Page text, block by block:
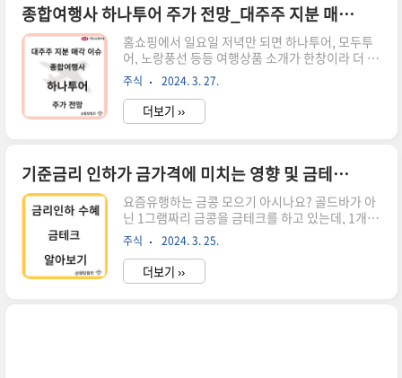
가성비있는 중저가 화장품 제품들이 인기를 끌고
있습니다. 미국 중소형 화장품 기업 엘프뷰티타사
대비 50~70%저렴한 가격이 장점인 엘프뷰티는
미국의 화장품 기업으로, 가성비 높은 화장품 제품
을 제공하는 것으로 유명합니다. 주로 색조 화장품
시장에 집중하고 있으며, 전체 매출의 약 90%를 차
지하는 색조 화장품 시장 점유율이 꾸..
종합여행사 하나투어 주가 전망_대주주 지분 매각 이슈
홈쇼핑에서 일요일 저녁만 되면 하나투어, 모두투
어, 노랑풍선 등등 여행상품 소개가 한창이라 더 들
떠서 꽃구경 가고 싶은 요즘입니다. ​ 오늘 종합여행
사 하나투어 주가가 하락VI까지 발동했는데 무슨
일인가 봤더니 하나투어가 매각이 된다고 합니다. ​
어려운 코로나 시국도 다 이겼는데 이건 또 무슨 악
인 하나투어의 매각 소식이 보도되었습니다. 하나
투어 주주현황​ 매각 대상은 IMM PE가 특수목적회
사(SPC)인 하모니아 1호를 통해 보유 중인 하나투
어 지분 16.68%와 창업자인 박상환 하나투어 회장
(6.53%)과 공동창업자인 권희석 부회장(4.48%)
등 특수 관계인 보유지분을 합한 총 27.78%입니
다. 하나투어..
주식 2024. 3. 27.
더보기 ››
기준금리 인하가 금가격에 미치는 영향 및 금테크 알아보기
요즘유행하는 금콩 모으기 아시나요? 골드바가 아
닌 1그램짜리 금콩을 금테크를 하고 있는데, 1개에
10만 원 남짓한 금액으로 안전자산인 금에 부담스
럽지 않게 투자를 한다고 합니다. 미국 연준의 기준
금리 인하가 시기는 안정해졌만 기정사실화되면서
금 투자에 더 관심이 쏠리고 있는데 이 둘의 상관관
주식 2024. 3. 25.
더보기 ››